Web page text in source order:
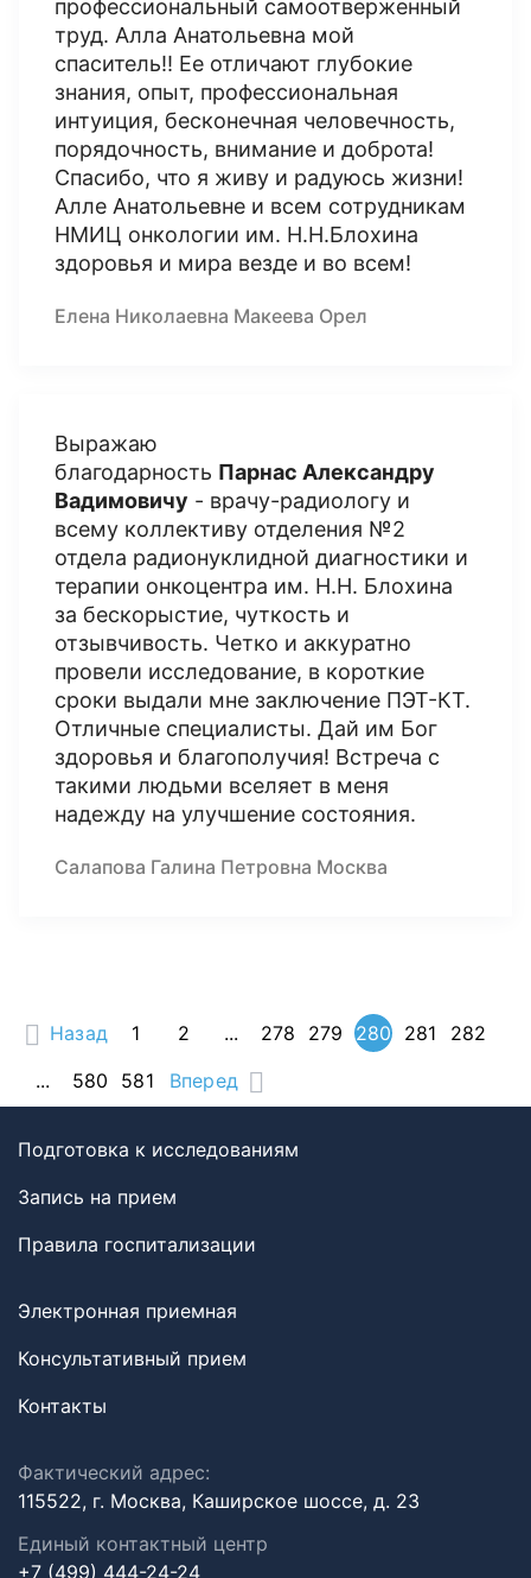
профессиональный самоотверженный
труд. Алла Анатольевна мой
спаситель!! Ее отличают глубокие
знания, опыт, профессиональная
интуиция, бесконечная человечность,
порядочность, внимание и доброта!
Спасибо, что я живу и радуюсь жизни!
Алле Анатольевне и всем сотрудникам
НМИЦ онкологии им. Н.Н.Блохина
здоровья и мира везде и во всем!
Елена Николаевна Макеева Орел
Выражаю
благодарность Парнас Александру
Вадимовичу - врачу-радиологу и
всему коллективу отделения №2
отдела радионуклидной диагностики и
терапии онкоцентра им. Н.Н. Блохина
за бескорыстие, чуткость и
отзывчивость. Четко и аккуратно
провели исследование, в короткие
сроки выдали мне заключение ПЭТ-КТ.
Отличные специалисты. Дай им Бог
здоровья и благополучия! Встреча с
такими людьми вселяет в меня
надежду на улучшение состояния.
Салапова Галина Петровна Москва
Назад 1 2 ... 278 279 280 281
282
...
580 581 Вперед
Подготовка к исследованиям
Запись на прием
Правила госпитализации
Электронная приемная
Консультативный прием
Контакты
Фактический адрес:
115522, г. Москва, Каширское шоссе, д. 23
Единый контактный центр
+7 (499) 444-24-24